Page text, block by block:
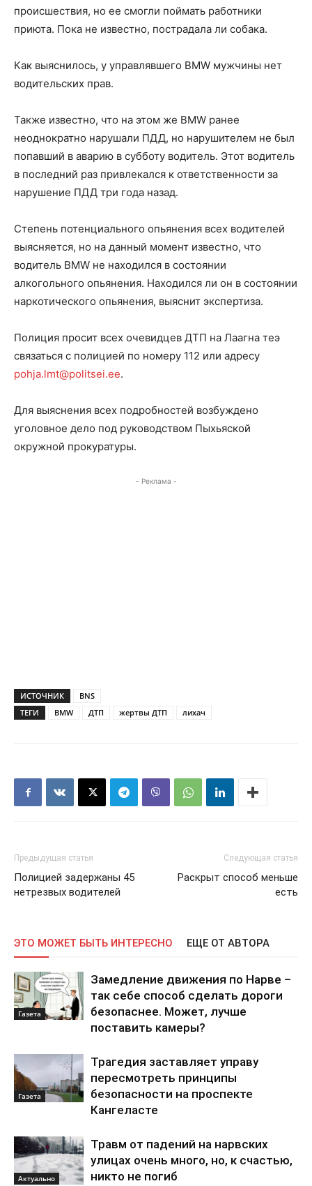
происшествия, но ее смогли поймать работники
приюта. Пока не известно, пострадала ли собака.
Как выяснилось, у управлявшего BMW мужчины нет
водительских прав.
Также известно, что на этом же BMW ранее
неоднократно нарушали ПДД, но нарушителем не был
попавший в аварию в субботу водитель. Этот водитель
в последний раз привлекался к ответственности за
нарушение ПДД три года назад.
Степень потенциального опьянения всех водителей
выясняется, но на данный момент известно, что
водитель BMW не находился в состоянии
алкогольного опьянения. Находился ли он в состоянии
наркотического опьянения, выяснит экспертиза.
Полиция просит всех очевидцев ДТП на Лаагна теэ
связаться с полицией по номеру 112 или адресу
pohja.lmt@politsei.ee.
Для выяснения всех подробностей возбуждено
уголовное дело под руководством Пыхьяской
окружной прокуратуры.
- Реклама -
ИСТОЧНИК
BNS
ТЕГИ
BMW ДТП жертвы ДТП лихач
Предыдущая статья
Полицией задержаны 45
нетрезвых водителей
Следующая статья
Раскрыт способ меньше
есть
ЭТО МОЖЕТ БЫТЬ ИНТЕРЕСНО ЕЩЕ ОТ АВТОРА
Газета
Замедление движения по Нарве –
так себе способ сделать дороги
безопаснее. Может, лучше
поставить камеры?
Газета
Трагедия заставляет управу
пересмотреть принципы
безопасности на проспекте
Кангеласте
Актуально
Травм от падений на нарвских
улицах очень много, но, к счастью,
никто не погиб